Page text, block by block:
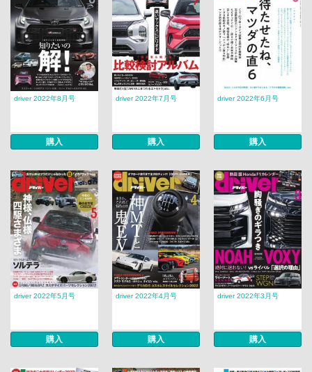
driver 2022年8月号
購入
driver 2022年7月号
購入
driver 2022年6月号
購入
driver 2022年5月号
購入
driver 2022年4月号
購入
driver 2022年3月号
購入